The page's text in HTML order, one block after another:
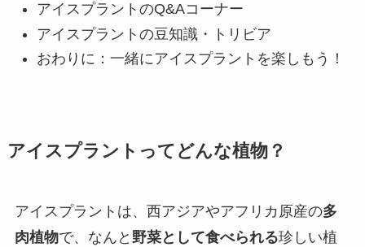
アイスプラントのQ&Aコーナー
アイスプラントの豆知識・トリビア
おわりに：一緒にアイスプラントを楽しもう！
アイスプラントってどんな植物？
アイスプラントは、西アジアやアフリカ原産の多
肉植物で、なんと 野菜として食べられる珍しい植